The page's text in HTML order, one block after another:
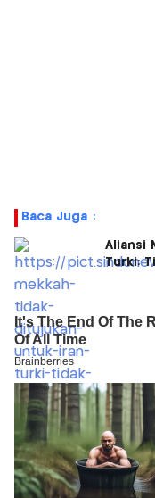
Baca Juga :
Aliansi
Turki: